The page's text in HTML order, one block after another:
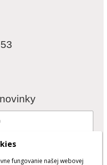
osobných
fungovanie našej webovej